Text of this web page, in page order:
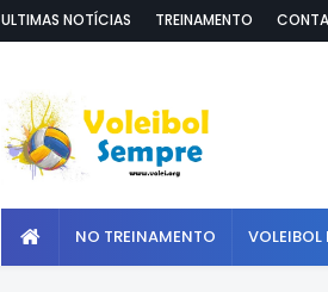
ULTIMAS NOTÍCIAS TREINAMENTO
NO TREINAMENTO